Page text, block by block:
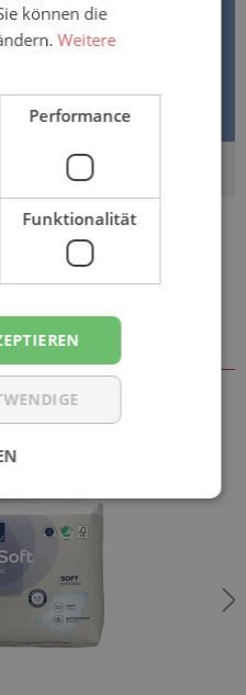
Wickelunterlage /
an folgenden
sein
können die
Weitere
Performance
Funktionalität